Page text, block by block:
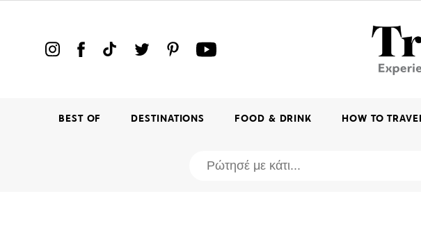
BEST OF DESTINATIONS FOOD & DRINK HOW TO